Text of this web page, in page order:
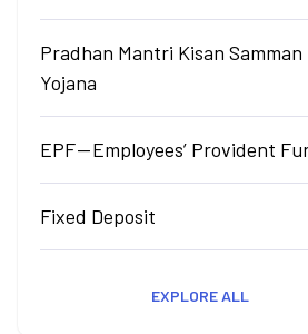
Pradhan Mantri Kisan Samman
Yojana
EPF — Employees’ Provident
Fixed Deposit
EXPLORE ALL